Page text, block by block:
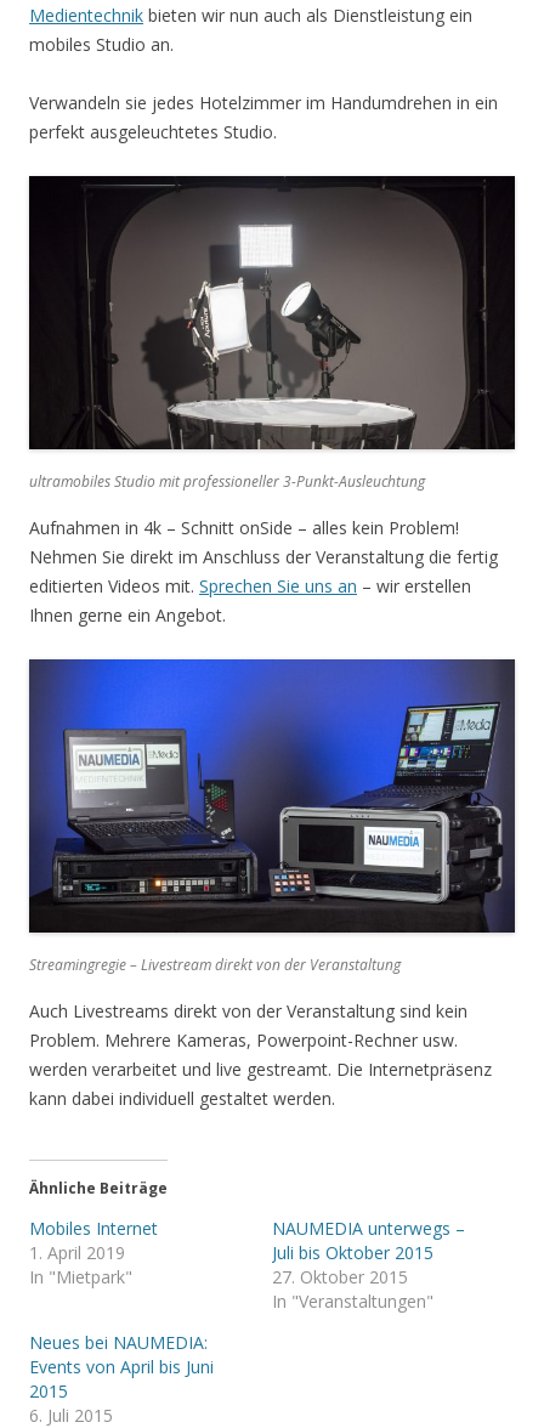
Medientechnik bieten wir nun auch als Dienstleistung ein
mobiles Studio an.
Verwandeln sie jedes Hotelzimmer im Handumdrehen in ein
perfekt ausgeleuchtetes Studio.
ultramobiles Studio mit professioneller 3-Punkt-Ausleuchtung
Aufnahmen in 4k – Schnitt onSide – alles kein Problem!
Nehmen Sie direkt im Anschluss der Veranstaltung die fertig
editierten Videos mit. Sprechen Sie uns an – wir erstellen
Ihnen gerne ein Angebot.
Streamingregie – Livestream direkt von der Veranstaltung
Auch Livestreams direkt von der Veranstaltung sind kein
Problem. Mehrere Kameras, Powerpoint-Rechner usw.
werden verarbeitet und live gestreamt. Die Internetpräsenz
kann dabei individuell gestaltet werden.
Ähnliche Beiträge
Mobiles Internet
1. April 2019
In "Mietpark"
NAUMEDIA unterwegs –
Juli bis Oktober 2015
27. Oktober 2015
In "Veranstaltungen"
Neues bei NAUMEDIA:
Events von April bis Juni
2015
6. Juli 2015